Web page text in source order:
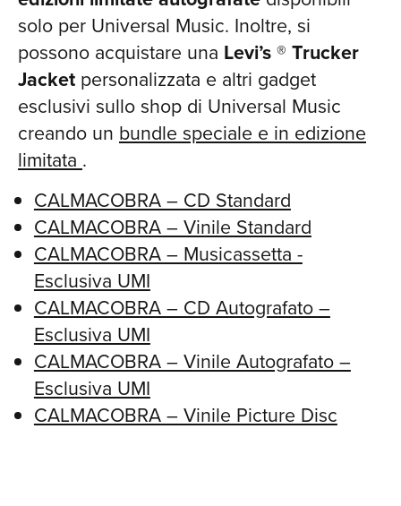
solo per Universal Music. Inoltre, si
possono acquistare una Levi’s®️ Trucker
Jacket personalizzata e altri gadget
esclusivi sullo shop di Universal Music
creando un bundle speciale e in edizione
limitata .
CALMACOBRA – CD Standard
CALMACOBRA – Vinile Standard
CALMACOBRA – Musicassetta -
Esclusiva UMI
CALMACOBRA – CD Autografato –
Esclusiva UMI
CALMACOBRA – Vinile Autografato –
Esclusiva UMI
CALMACOBRA – Vinile Picture Disc